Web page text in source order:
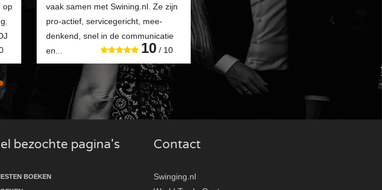
op
vaak samen met Swining.nl. Ze zijn
pro-actief, servicegericht, mee-
denkend, snel in de communicatie
en...
10 / 10
bezochte pagina's
BOEKEN
Contact
Swinging.nl